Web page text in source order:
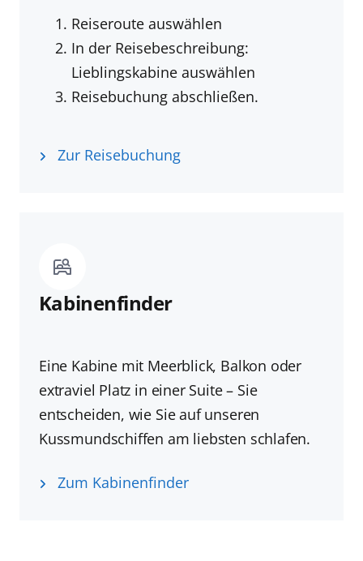
Reiseroute auswählen
In der Reisebeschreibung:
Lieblingskabine auswählen
Reisebuchung abschließen.
Zur Reisebuchung
Kabinenfinder
Eine Kabine mit Meerblick, Balkon oder
extraviel Platz in einer Suite – Sie
entscheiden, wie Sie auf unseren
Kussmundschiffen am liebsten schlafen.
Zum Kabinenfinder